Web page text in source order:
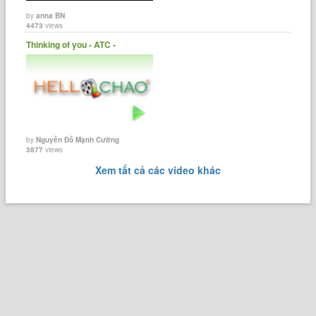
Butter: bơ
Juice: nước trái cây
Beer: bia
byanna BN
4473 views
Thinking of you - ATC -
byNguyễn Đỗ Mạnh Cường
3877 views
Xem tất cả các video khác